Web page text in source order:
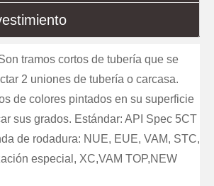
tramos cortos de tubería que se
2 uniones de tubería o carcasa.
de colores pintados en su superficie
sus grados. Estándar: API Spec 5CT
de rodadura: NUE, EUE, VAM, STC,
especial, XC,VAM TOP,NEW